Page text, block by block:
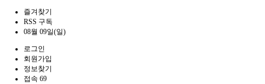
즐겨찾기
RSS 구독
08월 09일(일)
로그인
회원가입
정보찾기
접속 69